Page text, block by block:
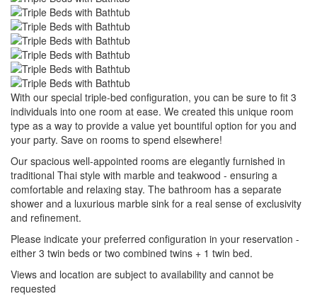
With our special triple-bed configuration, you can be sure to fit 3
individuals into one room at ease. We created this unique room
type as a way to provide a value yet bountiful option for you and
your party. Save on rooms to spend elsewhere!
Our spacious well-appointed rooms are elegantly furnished in
traditional Thai style with marble and teakwood - ensuring a
comfortable and relaxing stay. The bathroom has a separate
shower and a luxurious marble sink for a real sense of exclusivity
and refinement.
Please indicate your preferred configuration in your reservation -
either 3 twin beds or two combined twins + 1 twin bed.
Views and location are subject to availability and cannot be
requested